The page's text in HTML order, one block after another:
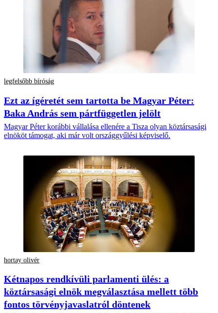
legfelsőbb bíróság
Ezt az ígéretét sem tartotta be Magyar Péter:
Baka András sem pártfüggetlen jelölt
Magyar Péter korábbi vállalása ellenére a Tisza olyan köztársasági
elnököt támogat, aki már volt országgyűlési képviselő.
hortay olivér
Kétnapos rendkívüli parlamenti ülés: a
köztársasági elnök megválasztása mellett több
fontos törvényjavaslatról döntenek